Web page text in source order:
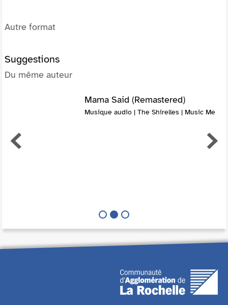
Autre format
Suggestions
Du même auteur
Mama Said (Remastered)
Musique audio | The Shirelles | Music Me